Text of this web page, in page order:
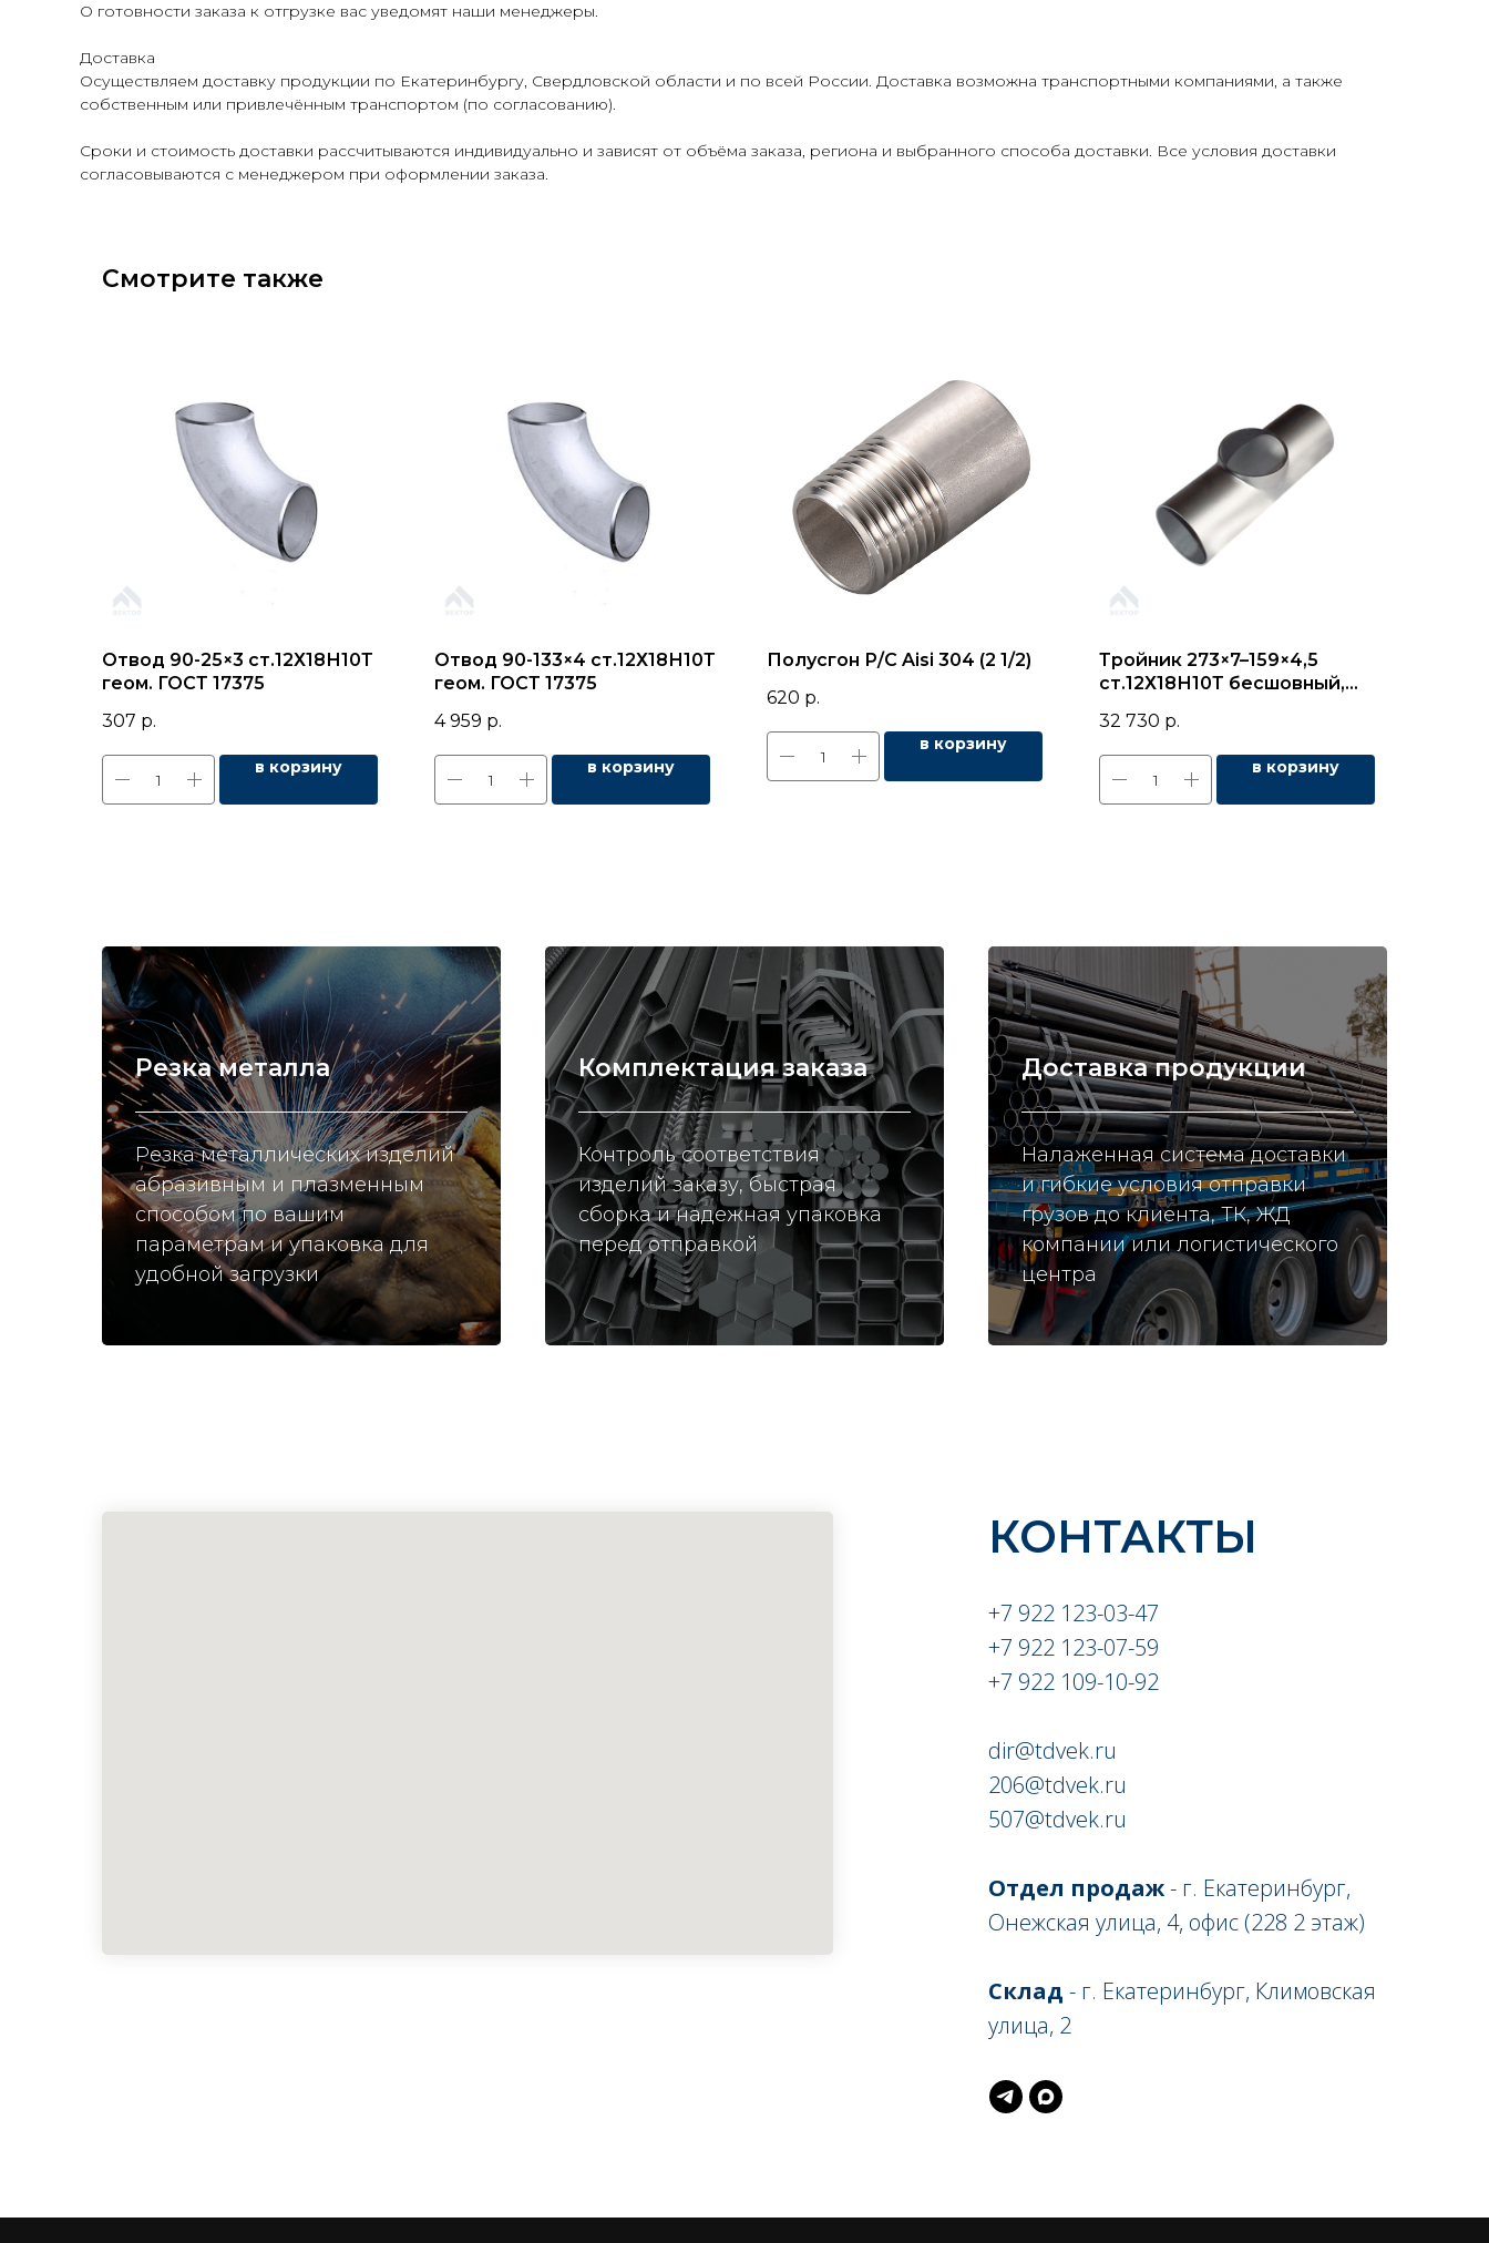
О готовности заказа к отгрузке вас уведомят наши менеджеры.
Доставка
Осуществляем доставку продукции по Екатеринбургу, Свердловской области и по всей России. Доставка возможна транспортными компаниями, а также
собственным или привлечённым транспортом (по согласованию).
Сроки и стоимость доставки рассчитываются индивидуально и зависят от объёма заказа, региона и выбранного способа доставки. Все условия доставки
согласовываются с менеджером при оформлении заказа.
Смотрите также
Отвод 90-25×3 ст.12Х18Н10Т
геом. ГОСТ 17375
307 р.
в корзину
Отвод 90-133×4 ст.12Х18Н10Т
геом. ГОСТ 17375
4 959 р.
в корзину
Полусгон Р/С Aisi 304 (2 1/2)
620 р.
в корзину
Тройник 273×7–159×4,5
ст.12Х18Н10Т бесшовный,
32 730 р.
в корзину
Резка металла
Резка металлических изделий
абразивным и плазменным
способом по вашим
параметрам и упаковка для
удобной загрузки
Комплектация заказа
Контроль соответствия
изделий заказу, быстрая
сборка и надежная упаковка
перед отправкой
Доставка продукции
Налаженная система доставки
и гибкие условия отправки
грузов до клиента, ТК, ЖД
компании или логистического
центра
КОНТАКТЫ
+7 922 123-03-47
+7 922 123-07-59
+7 922 109-10-92
dir@tdvek.ru
206@tdvek.ru
507@tdvek.ru
Отдел продаж- г. Екатеринбург,
Онежская улица, 4, офис (228 2 этаж)
Склад - г. Екатеринбург, Климовская
улица, 2